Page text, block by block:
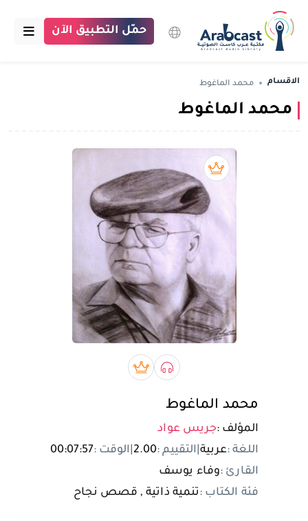
الرئيسية
مكتبة عرب كاست
تبرع للمكتبة
تسجيل الدخول
مستخدم جديد
حمّل التطبيق الآن
الاقسام محمد الماغوط
محمد الماغوط
بريميوم book
صوتي bookبريميوم book
محمد الماغوط
المؤلف :جريس عواد
اللغة :عربية التقييم :2.00 الوقت :00:07:57
القارئ :وفاء يوسف
فئة الكتاب :تنمية ذاتية , قصص نجاح